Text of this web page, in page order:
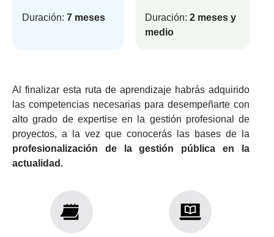
Duración: 7 meses Duración: 2 meses y
medio
Al finalizar esta ruta de aprendizaje habrás adquirido
las competencias necesarias para desempeñarte con
alto grado de expertise en la gestión profesional de
proyectos, a la vez que conocerás las bases de la
profesionalización de la gestión pública en la
actualidad.